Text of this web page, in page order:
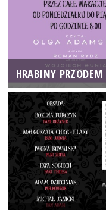
HRABINY PRZODEM